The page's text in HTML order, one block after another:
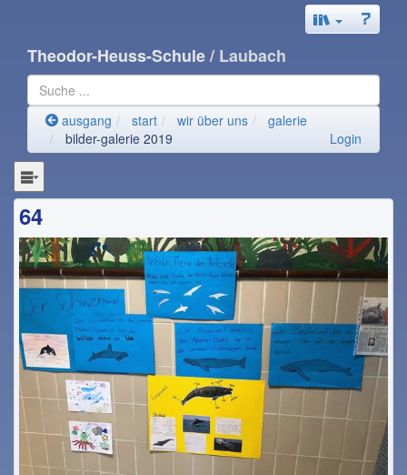
Theodor-Heuss-Schule/ Laubach
ausgang start wir über uns
galerie
bilder-galerie 2019
Login
64